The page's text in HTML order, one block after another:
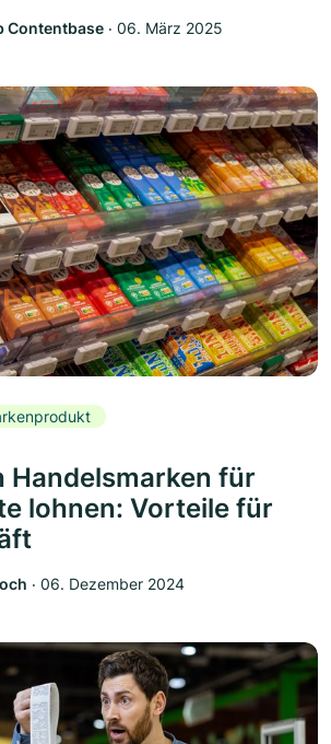
Contentbase ‧ 06. März 2025
Handelsmarken für
lohnen: Vorteile für
‧ 06. Dezember 2024